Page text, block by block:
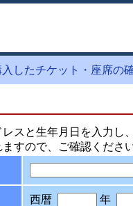
入したチケット・座席の
スと生年月日を入力
すので、ご確認くださ
西暦 年